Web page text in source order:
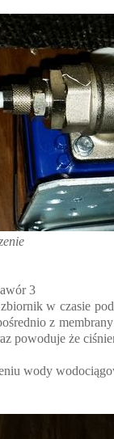
3
w czasie
z
powoduje że
wody